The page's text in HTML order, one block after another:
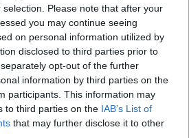
Please note that after your
you may continue seeing
on personal information utilized by
disclosed to third parties prior to
opt-out of the further
information by third parties on the
participants. This information may
to third parties on the IAB’s List of
that may further disclose it to other
άφησε ο εγγονός
έξω από το γήπεδο